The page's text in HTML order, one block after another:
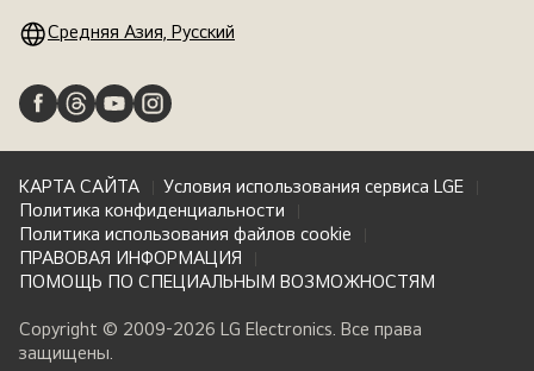
Средняя Азия, Русский
КАРТА САЙТА
Условия использования сервиса LGE
Политика конфиденциальности
Политика использования файлов cookie
ПРАВОВАЯ ИНФОРМАЦИЯ
ПОМОЩЬ ПО СПЕЦИАЛЬНЫМ ВОЗМОЖНОСТЯМ
Copyright © 2009-2026 LG Electronics. Все права
защищены.